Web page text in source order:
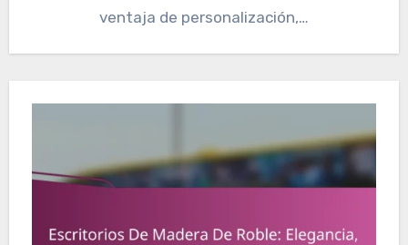
ventaja de personalización,…